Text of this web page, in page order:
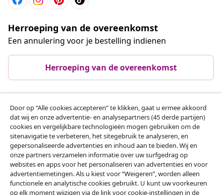
Herroeping van de overeenkomst
Een annulering voor je bestelling indienen
Herroeping van de overeenkomst
Klantenservice
Zakelijk
vidaXL
Door op “Alle cookies accepteren” te klikken, gaat u ermee akkoord
dat wij en onze advertentie- en analysepartners (45 derde partijen)
cookies en vergelijkbare technologieën mogen gebruiken om de
sitenavigatie te verbeteren, het sitegebruik te analyseren, en
gepersonaliseerde advertenties en inhoud aan te bieden. Wij en
onze partners verzamelen informatie over uw surfgedrag op
websites en apps voor het personaliseren van advertenties en voor
advertentiemetingen. Als u kiest voor “Weigeren”, worden alleen
functionele en analytische cookies gebruikt. U kunt uw voorkeuren
op elk moment wijzigen via de link voor cookie-instellingen in de